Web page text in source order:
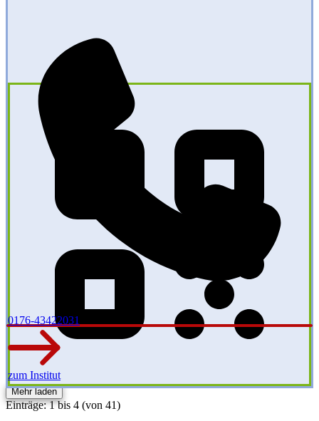
0176-43422031
zum Institut
Mehr laden
Einträge: 1 bis 4 (von 41)